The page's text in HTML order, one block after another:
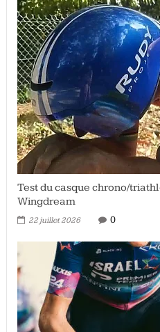
Test du casque chrono/
Wingdream
22 juillet 2026 0